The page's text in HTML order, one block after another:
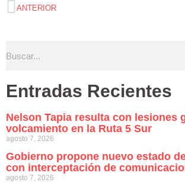
ANTERIOR
Entradas Recientes
Nelson Tapia resulta con lesiones
volcamiento en la Ruta 5 Sur
agosto 7, 2026
Gobierno propone nuevo estado
con interceptación de
agosto 7, 2026